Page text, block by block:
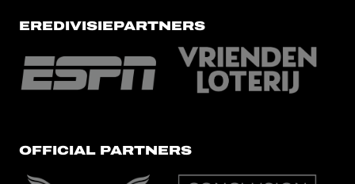
EREDIVISIEPARTNERS
OFFICIAL PARTNERS